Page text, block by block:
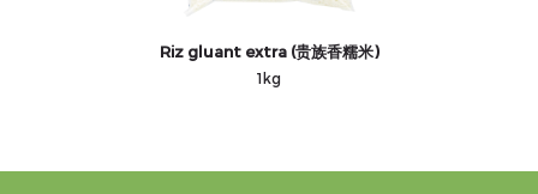
Riz gluant extra (贵族香糯米)
1kg